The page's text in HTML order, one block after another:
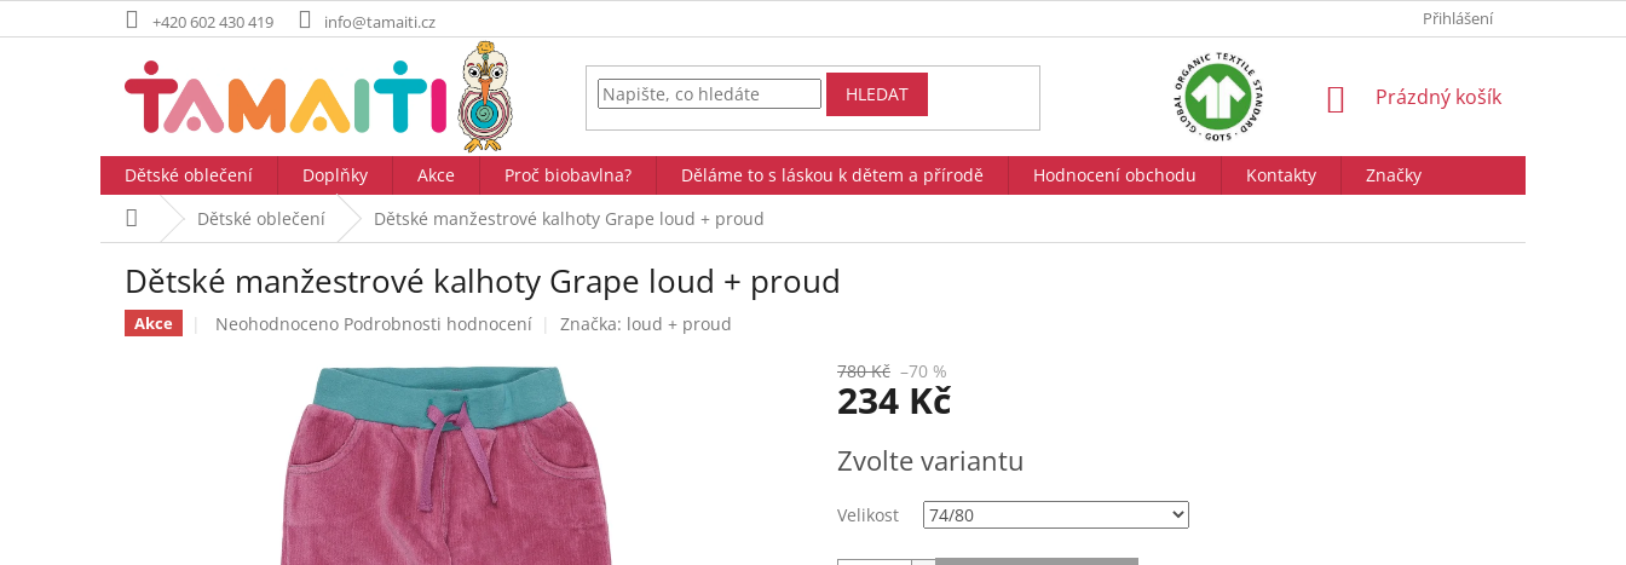
na
+420 602 430 419 info@tamaiti.cz Přihlášení
HLEDAT
NÁKUPNÍ
Prázdný košík
Dětské oblečení Doplňky Akce Proč biobavlna? Děláme to s láskou k dětem a přírodě Hodnocení obchodu Kontakty
Značky
Domů Dětské oblečení Dětské manžestrové kalhoty Grape loud + proud
Dětské manžestrové kalhoty Grape loud + proud
Akce
Průměrné
hvězdiček.
Neohodnoceno Podrobnosti hodnocení Značka: loud + proud
780 Kč –70 %
234 Kč
cena:
Zvolte variantu
Velikost